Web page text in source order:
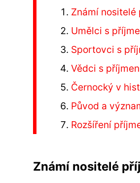
Známí nositelé
Umělci s
Sportovci s
Vědci s
Černocký v
Původ a
Rozšíření
Známí nositelé